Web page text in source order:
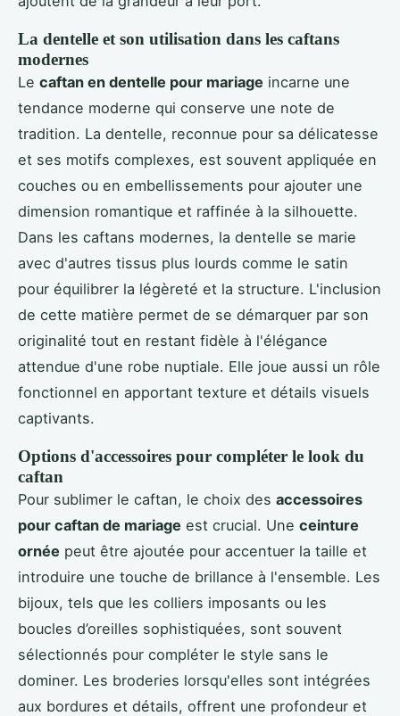
La dentelle et son utilisation dans les caftans
modernes
Le caftan en dentelle pour mariage incarne une
tendance moderne qui conserve une note de
tradition. La dentelle, reconnue pour sa délicatesse
et ses motifs complexes, est souvent appliquée en
couches ou en embellissements pour ajouter une
dimension romantique et raffinée à la silhouette.
Dans les caftans modernes, la dentelle se marie
avec d'autres tissus plus lourds comme le satin
pour équilibrer la légèreté et la structure. L'inclusion
de cette matière permet de se démarquer par son
originalité tout en restant fidèle à l'élégance
attendue d'une robe nuptiale. Elle joue aussi un rôle
fonctionnel en apportant texture et détails visuels
captivants.
Options d'accessoires pour compléter le look du
caftan
Pour sublimer le caftan, le choix des accessoires
pour caftan de mariage est crucial. Une ceinture
ornée peut être ajoutée pour accentuer la taille et
introduire une touche de brillance à l'ensemble. Les
bijoux, tels que les colliers imposants ou les
boucles d’oreilles sophistiquées, sont souvent
sélectionnés pour compléter le style sans le
dominer. Les broderies lorsqu'elles sont intégrées
aux bordures et détails, offrent une profondeur et